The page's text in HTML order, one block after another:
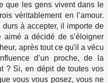
que les gens vivent dans le
véritablement en l’amour.
à accepter, il importe de
aimé a décidé de s’éloigner
après tout ce qu'il a vécu
d’un proche, de la
? Si, en dépit de toutes vos
vous vous posez, vous ne